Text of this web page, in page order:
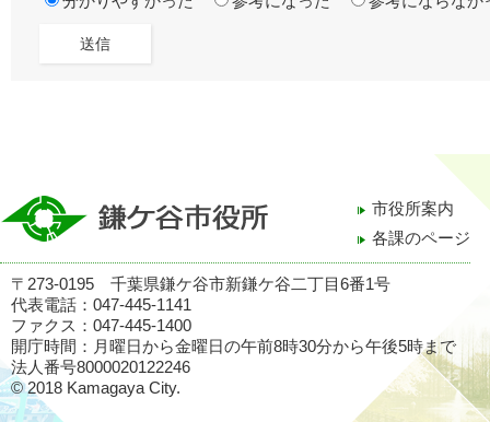
市役所案内
各課のページ
〒273-0195 千葉県鎌ケ谷市新鎌ケ谷二丁目6番1号
代表電話：047-445-1141
ファクス：047-445-1400
開庁時間：月曜日から金曜日の午前8時30分から午後5時まで
法人番号8000020122246
© 2018 Kamagaya City.